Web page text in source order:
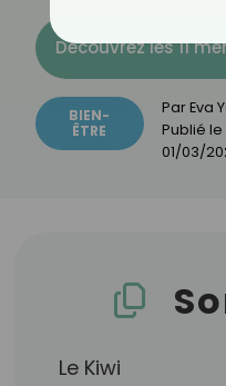
Découvrez les 11
BIEN-
ÊTRE
ParEva
Publié le
01/03/
Le Kiwi